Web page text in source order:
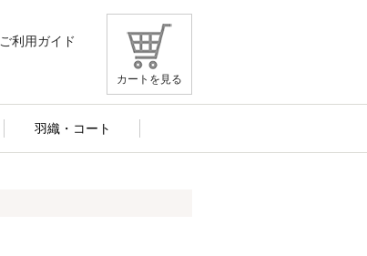
カートを見る
ご利用ガイド
羽織・コート